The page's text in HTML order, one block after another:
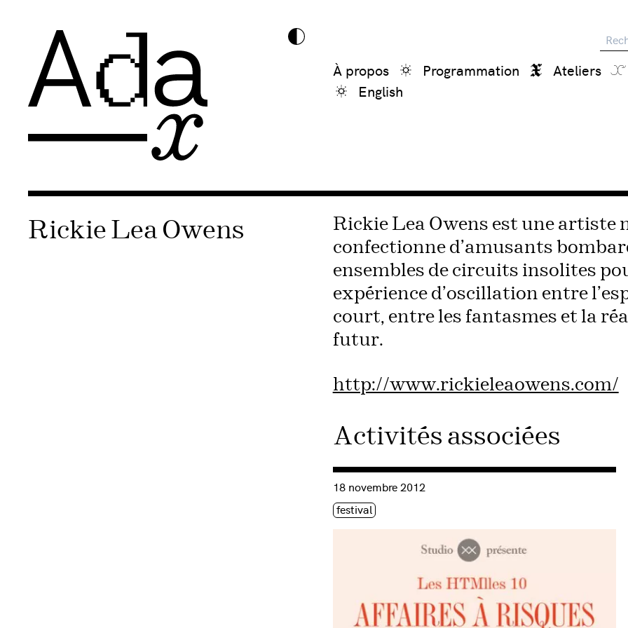
À propos Programmation Ateliers
English
Rickie Lea Owens
Rickie Lea Owens est une
confectionne d’amusants
ensembles de circuits insolites
expérience d’oscillation entre
court, entre les fantasmes et la
futur.
http://www.rickieleaowens.com/
Activités associées
Consulter « Les HTMlles 10 | AFFAIRES À RISQUES –
18 novembre 2012
Étiquette(s)
festival